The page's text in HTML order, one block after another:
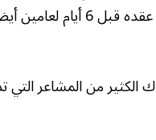
على خطى المهاجم الدولي المصري محمد صلاح
الكثير من المشاعر